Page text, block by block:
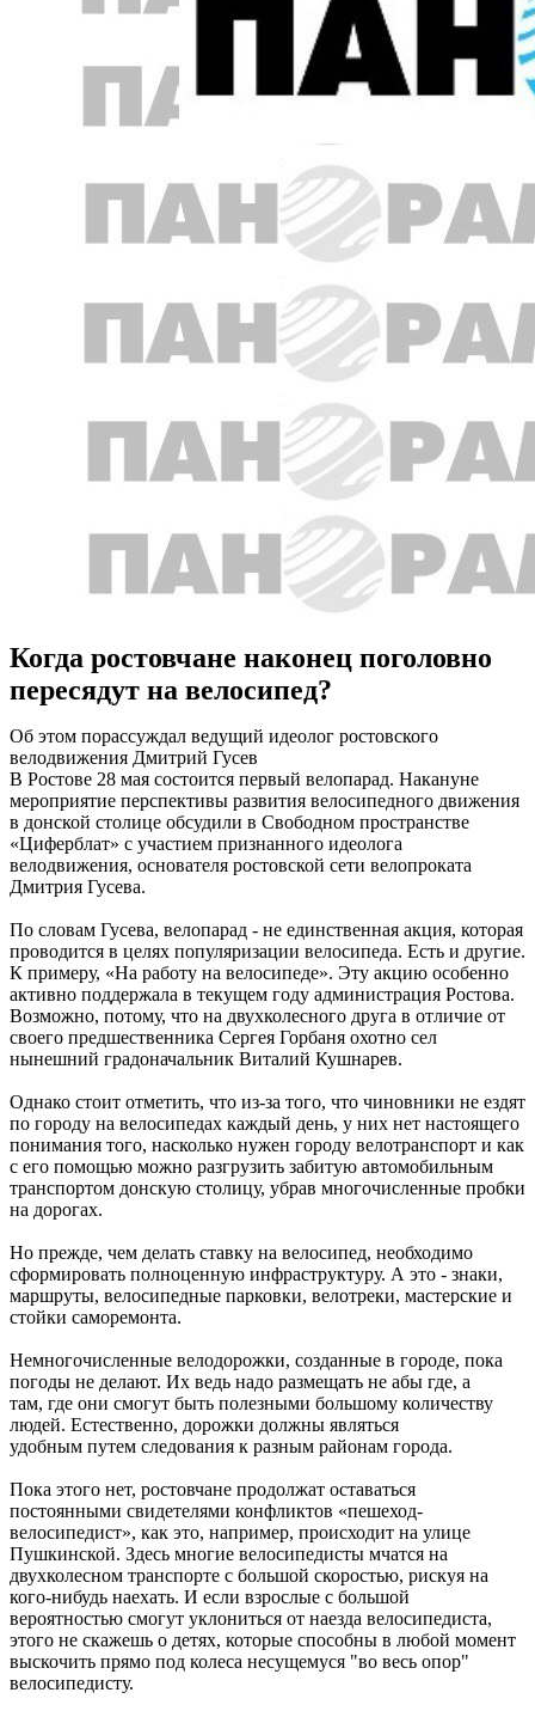
Когда ростовчане наконец поголовно
пересядут на велосипед?
Об этом порассуждал ведущий идеолог ростовского
велодвижения Дмитрий Гусев
В Ростове 28 мая состоится первый велопарад. Накануне
мероприятие перспективы развития велосипедного движения
в донской столице обсудили в Свободном пространстве
«Циферблат» с участием признанного идеолога
велодвижения, основателя ростовской сети велопроката
Дмитрия Гусева.
По словам Гусева, велопарад - не единственная акция, которая
проводится в целях популяризации велосипеда. Есть и другие.
К примеру, «На работу на велосипеде». Эту акцию особенно
активно поддержала в текущем году администрация Ростова.
Возможно, потому, что на двухколесного друга в отличие от
своего предшественника Сергея Горбаня охотно сел
нынешний градоначальник Виталий Кушнарев.
Однако стоит отметить, что из-за того, что чиновники не ездят
по городу на велосипедах каждый день, у них нет настоящего
понимания того, насколько нужен городу велотранспорт и как
с его помощью можно разгрузить забитую автомобильным
транспортом донскую столицу, убрав многочисленные пробки
на дорогах.
Но прежде, чем делать ставку на велосипед, необходимо
сформировать полноценную инфраструктуру. А это - знаки,
маршруты, велосипедные парковки, велотреки, мастерские и
стойки саморемонта.
Немногочисленные велодорожки, созданные в городе, пока
погоды не делают. Их ведь надо размещать не абы где, а
там, где они смогут быть полезными большому количеству
людей. Естественно, дорожки должны являться
удобным путем следования к разным районам города.
Пока этого нет, ростовчане продолжат оставаться
постоянными свидетелями конфликтов «пешеход-
велосипедист», как это, например, происходит на улице
Пушкинской. Здесь многие велосипедисты мчатся на
двухколесном транспорте с большой скоростью, рискуя на
кого-нибудь наехать. И если взрослые с большой
вероятностью смогут уклониться от наезда велосипедиста,
этого не скажешь о детях, которые способны в любой момент
выскочить прямо под колеса несущемуся "во весь опор"
велосипедисту.